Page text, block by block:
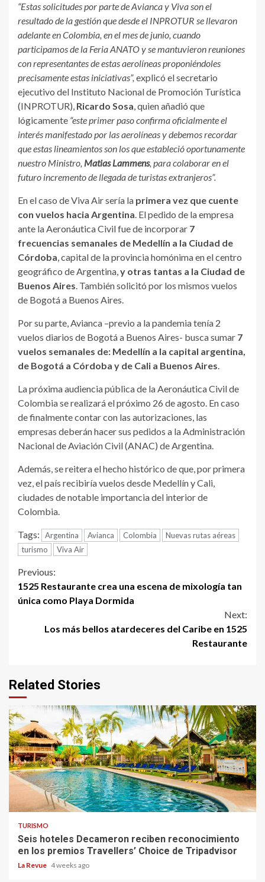
“Estas solicitudes por parte de Avianca y Viva son el
resultado de la gestión que desde el INPROTUR se llevaron
adelante en Colombia, en el mes de junio, cuando
participamos de la Feria ANATO y se mantuvieron reuniones
con representantes de estas aerolíneas proponiéndoles
precisamente estas iniciativas”, explicó el secretario
ejecutivo del Instituto Nacional de Promoción Turística
(INPROTUR), Ricardo Sosa, quien añadió que
lógicamente “este primer paso confirma oficialmente el
interés manifestado por las aerolíneas y debemos recordar
que estas lineamientos son los que estableció oportunamente
nuestro Ministro, Matias Lammens, para colaborar en el
futuro incremento de llegada de turistas extranjeros”.
En el caso de Viva Air sería la primera vez que cuente
con vuelos hacia Argentina. El pedido de la empresa
ante la Aeronáutica Civil fue de incorporar 7
frecuencias semanales de Medellín a la Ciudad de
Córdoba, capital de la provincia homónima en el centro
geográfico de Argentina,y otras tantas a la Ciudad de
Buenos Aires. También solicitó por los mismos vuelos
de Bogotá a Buenos Aires.
Por su parte, Avianca –previo a la pandemia tenía 2
vuelos diarios de Bogotá a Buenos Aires- busca sumar 7
vuelos semanales de: Medellín a la capital argentina,
de Bogotá a Córdoba y de Cali a Buenos Aires.
La próxima audiencia pública de la Aeronáutica Civil de
Colombia se realizará el próximo 26 de agosto. En caso
de finalmente contar con las autorizaciones, las
empresas deberán hacer sus pedidos a la Administración
Nacional de Aviación Civil (ANAC) de Argentina.
Además, se reitera el hecho histórico de que, por primera
vez, el país recibiría vuelos desde Medellín y Cali,
ciudades de notable importancia del interior de
Colombia.
Tags: Argentina Avianca Colombia
Nuevas rutas aéreas
turismo
Viva Air
Continue
Reading
Previous:
1525 Restaurante crea una escena de mixología tan
única como Playa Dormida
Next:
Los más bellos atardeceres del Caribe en 1525
Restaurante
Related Stories
TURISMO
Seis hoteles Decameron reciben reconocimiento
en los premios Travellers’ Choice de Tripadvisor
La Revue 4 weeks ago